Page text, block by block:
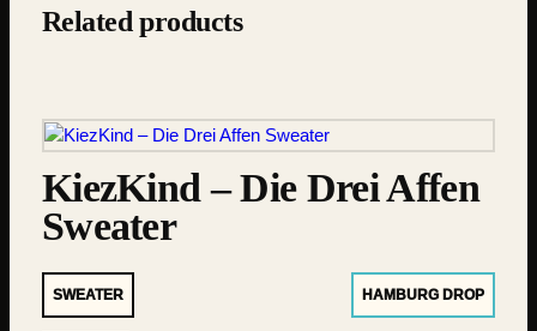
Related products
KiezKind – Die Drei Affen
Sweater
SWEATER HAMBURG DROP